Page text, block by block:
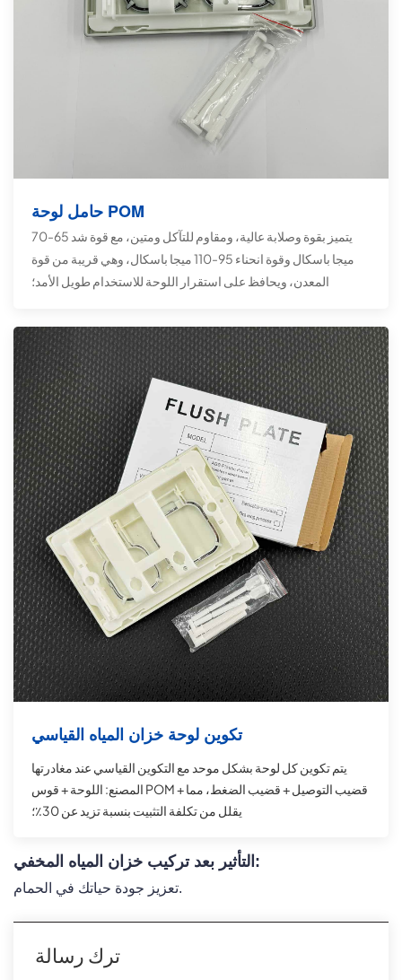
حامل لوحة POM
يتميز بقوة وصلابة عالية، ومقاوم للتآكل ومتين، مع قوة شد 65-70
ميجا باسكال وقوة انحناء 95-110 ميجا باسكال، وهي قريبة من قوة
المعدن، ويحافظ على استقرار اللوحة للاستخدام طويل الأمد؛
تكوين لوحة خزان المياه القياسي
يتم تكوين كل لوحة بشكل موحد مع التكوين القياسي عند مغادرتها
المصنع: اللوحة + قوس POM + قضيب التوصيل + قضيب الضغط، مما
يقلل من تكلفة التثبيت بنسبة تزيد عن 30٪؛
التأثير بعد تركيب خزان المياه المخفي:
تعزيز جودة حياتك في الحمام.
ترك رسالة